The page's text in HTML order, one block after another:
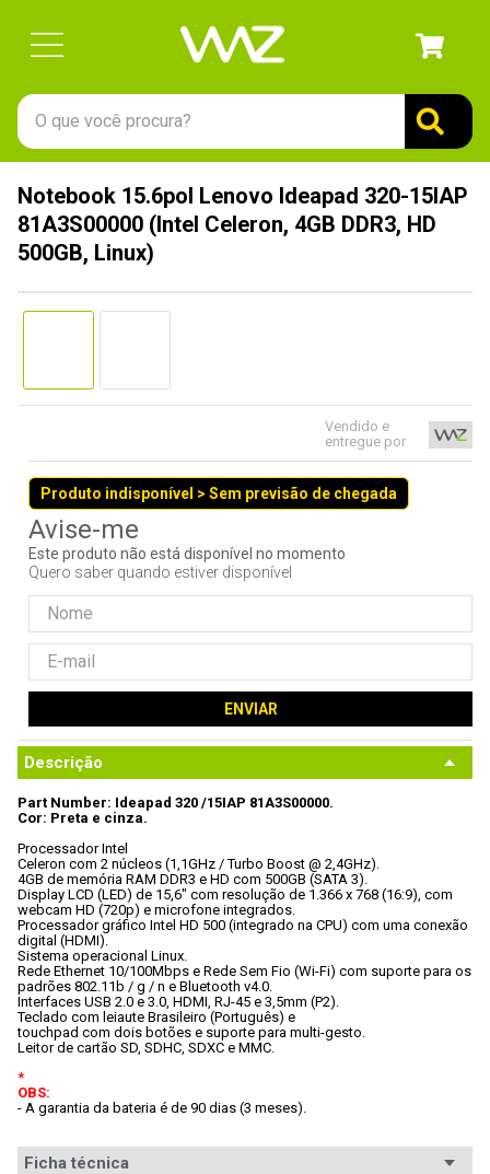
O que você procura?
Notebook 15.6pol Lenovo Ideapad 320-15IAP
81A3S00000 (Intel Celeron, 4GB DDR3, HD
500GB, Linux)
Vendido e
entregue por
Produto indisponível > Sem previsão de chegada
Este produto não está disponível no momento
Quero saber quando estiver disponível
ENVIAR
Descrição
Part Number: Ideapad 320 /15IAP 81A3S00000.
Cor: Preta e cinza.
Processador Intel
Celeron com 2 núcleos (1,1GHz / Turbo Boost @ 2,4GHz).
4GB de memória RAM DDR3 e HD com 500GB (SATA 3).
Display LCD (LED) de 15,6" com resolução de 1.366 x 768 (16:9), com
webcam HD (720p) e microfone integrados.
Processador gráfico Intel HD 500 (integrado na CPU) com uma conexão
digital (HDMI).
Sistema operacional Linux.
Rede Ethernet 10/100Mbps e Rede Sem Fio (Wi-Fi) com suporte para os
padrões 802.11b / g / n e Bluetooth v4.0.
Interfaces USB 2.0 e 3.0, HDMI, RJ-45 e 3,5mm (P2).
Teclado com leiaute Brasileiro (Português) e
touchpad com dois botões e suporte para multi-gesto.
Leitor de cartão SD, SDHC, SDXC e MMC.
*
OBS:
- A garantia da bateria é de 90 dias (3 meses).
Ficha técnica
1º
gabinete
8º
controle
9º
noctua
10º fractal